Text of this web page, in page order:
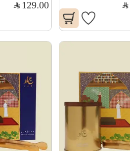
129.00